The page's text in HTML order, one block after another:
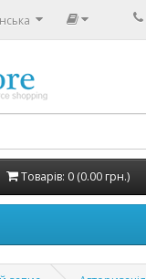
Товарів: 0 (0.00 грн.)